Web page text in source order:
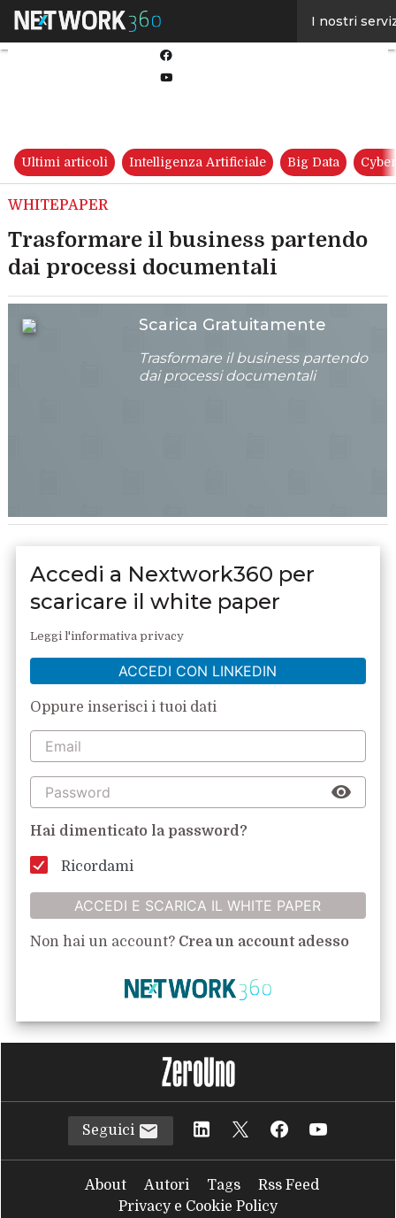
I nostri
Ultimi articoli Intelligenza Artificiale Big Data
WHITEPAPER
Trasformare il business partendo
dai processi documentali
Scarica Gratuitamente
Trasformare il business partendo
dai processi documentali
Accedi a Nextwork360 per
scaricare il white paper
Leggi l'informativa privacy
ACCEDI CON LINKEDIN
Oppure inserisci i tuoi dati
Hai dimenticato la password?
Ricordami
ACCEDI E SCARICA IL WHITE PAPER
Non hai un account? Crea un account adesso
Seguici
About Autori Tags
Rss Feed
Privacy e Cookie Policy